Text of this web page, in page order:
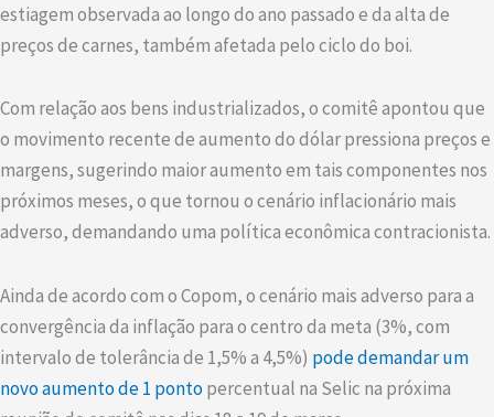
estiagem observada ao longo do ano passado e da alta de
preços de carnes, também afetada pelo ciclo do boi.
Com relação aos bens industrializados, o comitê apontou que
o movimento recente de aumento do dólar pressiona preços e
margens, sugerindo maior aumento em tais componentes nos
próximos meses, o que tornou o cenário inflacionário mais
adverso, demandando uma política econômica contracionista.
Ainda de acordo com o Copom, o cenário mais adverso para a
convergência da inflação para o centro da meta (3%, com
intervalo de tolerância de 1,5% a 4,5%) pode demandar um
novo aumento de 1 pontopercentual na Selic na próxima